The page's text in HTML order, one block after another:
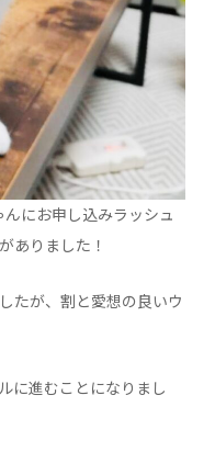
にお申し込みラッシュ
ありました！
たが、割と愛想の良いウ
に進むことになりまし